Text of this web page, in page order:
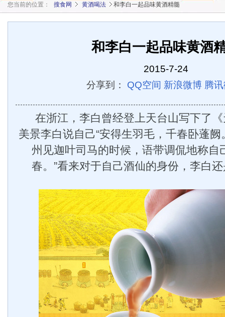
您当前的位置： 搜食网 黄酒喝法 和李白一起品味黄酒精髓
和李白一起品味黄酒
2015-7-24
分享到：
QQ空间 新浪微博 腾
在浙江，李白曾经登上天台山写下了《
美景李白说自己“安得生羽毛，千春卧蓬阙
州见迦叶司马的时候，语带调侃地称自
春。”看来对于自己酒仙的身份，李白